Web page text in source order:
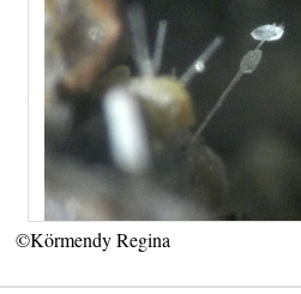
©Körmendy Regina